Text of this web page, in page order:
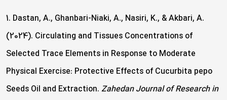
1. Dastan, A., Ghanbari-Niaki, A., Nasiri, K., & Akbari, A.
(2024). Circulating and Tissues Concentrations of
Selected Trace Elements in Response to Moderate
Physical Exercise: Protective Effects of Cucurbita pepo
Seeds Oil and Extraction. Zahedan Journal of Research in